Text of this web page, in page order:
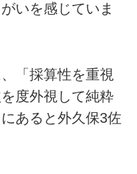
いを感じていま
「採算性を重視
度外視して純粋
あると外久保3佐